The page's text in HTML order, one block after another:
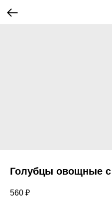
Голубцы овощные с
560 ₽